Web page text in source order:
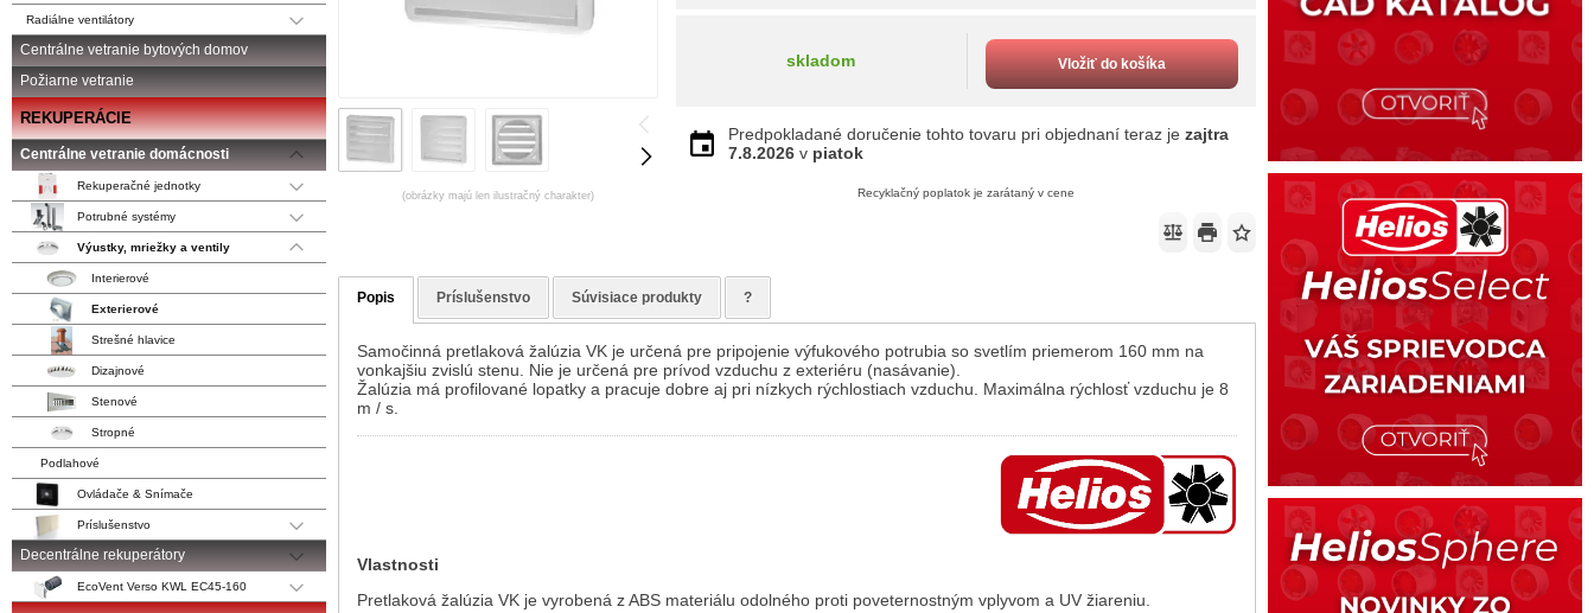
Radiálne ventilátory
Centrálne vetranie bytových domov
Požiarne vetranie
REKUPERÁCIE
Centrálne vetranie domácnosti
Rekuperačné jednotky
Potrubné systémy
Výustky, mriežky a ventily
Interierové
Exterierové
Strešné hlavice
Dizajnové
Stenové
Stropné
Podlahové
Ovládače & Snímače
Príslušenstvo
Decentrálne rekuperátory
EcoVent Verso KWL EC45-160
(obrázky majú len ilustračný charakter)
skladom Vložiť do košíka
Predpokladané doručenie tohto tovaru pri objednaní teraz jezajtra
7.8.2026 v piatok
Recyklačný poplatok je zarátaný v cene
Popis Príslušenstvo Súvisiace produkty ?
Samočinná pretlaková žalúzia VK je určená pre pripojenie výfukového potrubia so svetlím priemerom 160 mm na
vonkajšiu zvislú stenu. Nie je určená pre prívod vzduchu z exteriéru (nasávanie).
Žalúzia má profilované lopatky a pracuje dobre aj pri nízkych rýchlostiach vzduchu. Maximálna rýchlosť vzduchu je 8
m / s.
Vlastnosti
Pretlaková žalúzia VK je vyrobená z ABS materiálu odolného proti poveternostným vplyvom a UV žiareniu.